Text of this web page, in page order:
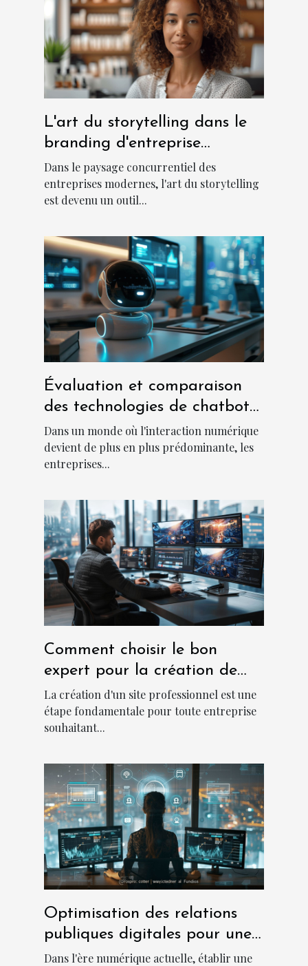
L'art du storytelling dans le
branding d'entreprise
moderne
Dans le paysage concurrentiel des
entreprises modernes, l'art du storytelling
est devenu un outil...
Évaluation et comparaison
des technologies de chatbot
dans le secteur professionnel
Dans un monde où l'interaction numérique
devient de plus en plus prédominante, les
entreprises...
Comment choisir le bon
expert pour la création de
votre site professionnel
La création d'un site professionnel est une
étape fondamentale pour toute entreprise
souhaitant...
Optimisation des relations
publiques digitales pour une
visibilité accrue
Dans l'ère numérique actuelle, établir une